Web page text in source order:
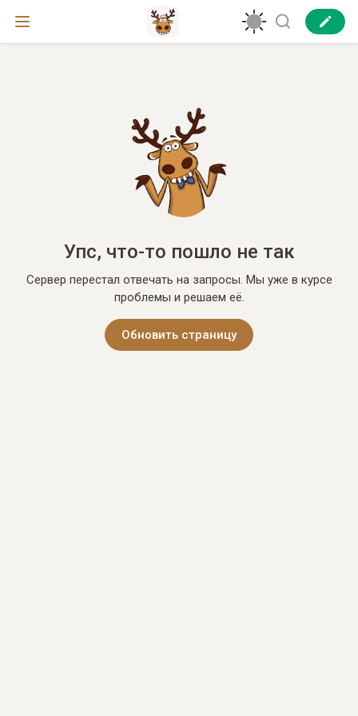
Упс, что-то пошло не так
Сервер перестал отвечать на запросы. Мы уже в курсе
проблемы и решаем её.
Обновить страницу